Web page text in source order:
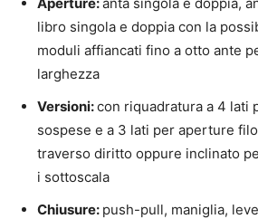
libro singola e doppia con la
moduli affiancati fino a otto ante
larghezza
Versioni:con riquadratura a 4 lati
sospese e a 3 lati per aperture
traverso diritto oppure inclinato
i sottoscala
Chiusure: push-pull, maniglia,